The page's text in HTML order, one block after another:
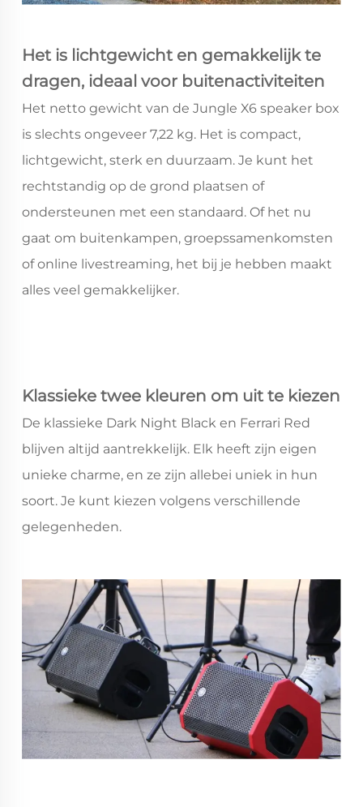
Het is lichtgewicht en gemakkelijk te
dragen, ideaal voor buitenactiviteiten
Het netto gewicht van de Jungle X6 speaker box
is slechts ongeveer 7,22 kg. Het is compact,
lichtgewicht, sterk en duurzaam. Je kunt het
rechtstandig op de grond plaatsen of
ondersteunen met een standaard. Of het nu
gaat om buitenkampen, groepssamenkomsten
of online livestreaming, het bij je hebben maakt
alles veel gemakkelijker.
Klassieke twee kleuren om uit te kiezen
De klassieke Dark Night Black en Ferrari Red
blijven altijd aantrekkelijk. Elk heeft zijn eigen
unieke charme, en ze zijn allebei uniek in hun
soort. Je kunt kiezen volgens verschillende
gelegenheden.